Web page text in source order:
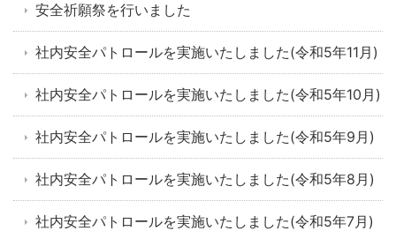
安全祈願祭を行いました
社内安全パトロールを実施いたしました(令和5年11月)
社内安全パトロールを実施いたしました(令和5年10月)
社内安全パトロールを実施いたしました(令和5年9月)
社内安全パトロールを実施いたしました(令和5年8月)
社内安全パトロールを実施いたしました(令和5年7月)